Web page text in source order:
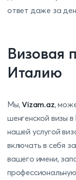
ответ даже за
Визовая
Италию
Мы,Vizam.az,
шенгенской визы
нашей услугой
включать в себя
вашего имени,